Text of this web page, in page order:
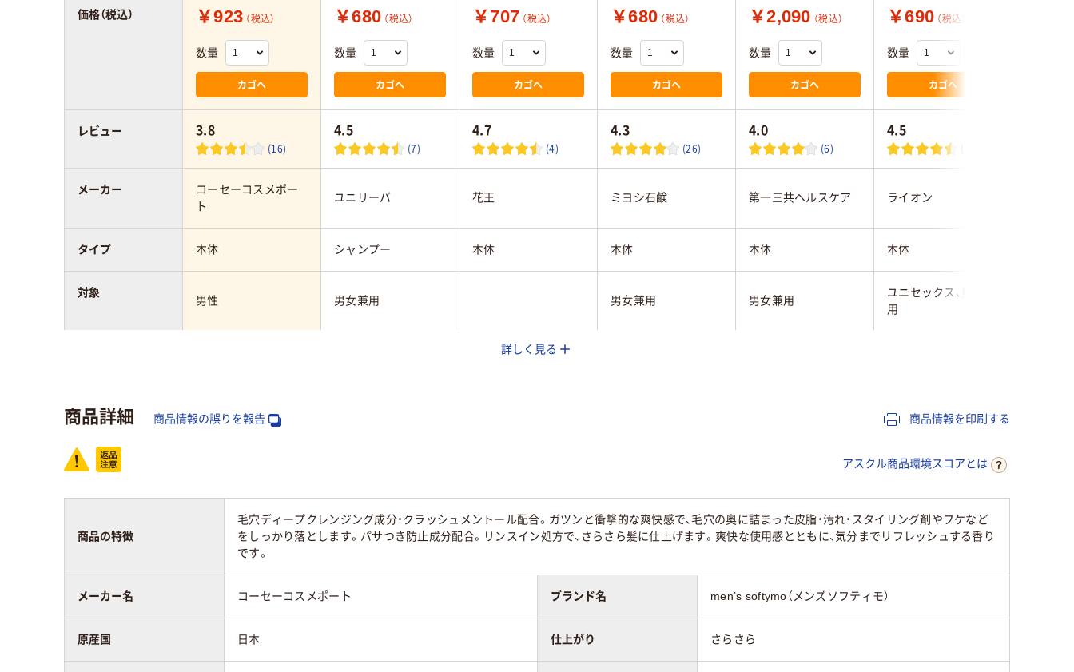
￥923 （税込）
数量
カゴへ
￥680 （税込）
数量
カゴへ
￥707 （税込）
数量
カゴへ
￥680 （税込）
数量
カゴへ
￥2,090 （税込）
数量
カゴへ
￥690 （税込）
数量
カゴへ
3.8
(16)
4.5
(7)
4.7
(4)
4.3
(26)
4.0
(6)
4.5
(216)
コーセーコスメポー
ト
ユニリーバ 花王 ミヨシ石鹸 第一三共ヘルスケア ライオン
本体 シャンプー 本体 本体 本体 本体
男性 男女兼用 男女兼用 男女兼用
ユニセックス、男女兼
用
価格（税込）
レビュー
メーカー
タイプ
対象
スコア
詳しく見る
商品詳細 商品情報の誤りを報告 商品情報を印刷する
アスクル商品環境スコアとは
商品の特徴
毛穴ディープクレンジング成分・クラッシュメントール配合。ガツンと衝撃的な爽快感で、毛穴の奥に詰まった皮脂・汚れ・スタイリング剤やフケなど
をしっかり落とします。パサつき防止成分配合。リンスイン処方で、さらさら髪に仕上げます。爽快な使用感とともに、気分までリフレッシュする香り
です。
メーカー名 コーセーコスメポート ブランド名 men’s softymo（メンズソフティモ）
原産国 日本 仕上がり さらさら